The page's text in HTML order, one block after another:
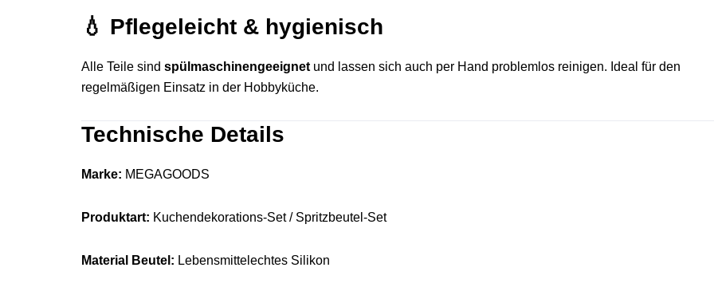
💧 Pflegeleicht & hygienisch
Alle Teile sind spülmaschinengeeignet und lassen sich auch per Hand problemlos reinigen. Ideal für den
regelmäßigen Einsatz in der Hobbyküche.
Technische Details
Marke: MEGAGOODS
Produktart: Kuchendekorations-Set / Spritzbeutel-Set
Material Beutel: Lebensmittelechtes Silikon